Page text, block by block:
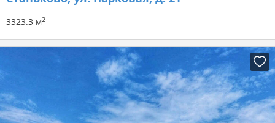
3323.3 м2